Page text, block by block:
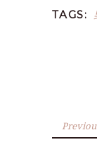
TAGS: